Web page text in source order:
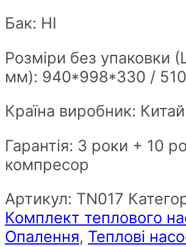
Бак: НІ
Розміри без упаковки
мм): 940*998*330 /
Країна виробник: Китай
Гарантія: 3 роки + 10
компресор
Артикул: ТN017
Комплект теплового
Опалення, Теплові